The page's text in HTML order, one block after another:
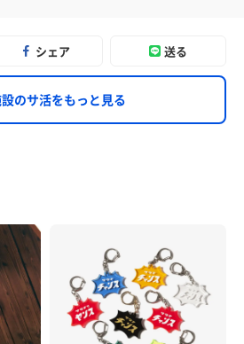
シェア 送る
のサ活をもっと見る